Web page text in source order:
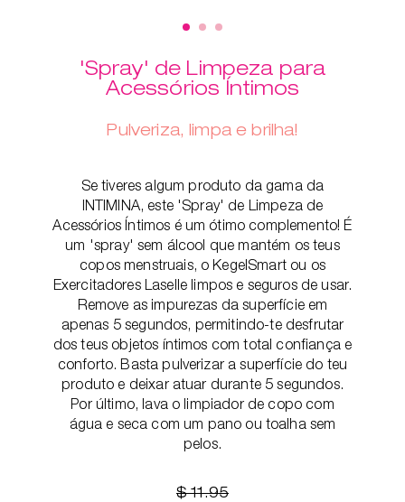
'Spray' de Limpeza para
Acessórios Íntimos
Pulveriza, limpa e brilha!
Se tiveres algum produto da gama da
INTIMINA, este 'Spray' de Limpeza de
Acessórios Íntimos é um ótimo complemento! É
um 'spray' sem álcool que mantém os teus
copos menstruais, o KegelSmart ou os
Exercitadores Laselle limpos e seguros de usar.
Remove as impurezas da superfície em
apenas 5 segundos, permitindo-te desfrutar
dos teus objetos íntimos com total confiança e
conforto. Basta pulverizar a superfície do teu
produto e deixar atuar durante 5 segundos.
Por último, lava o limpiador de copo com
água e seca com um pano ou toalha sem
pelos.
$ 11.95